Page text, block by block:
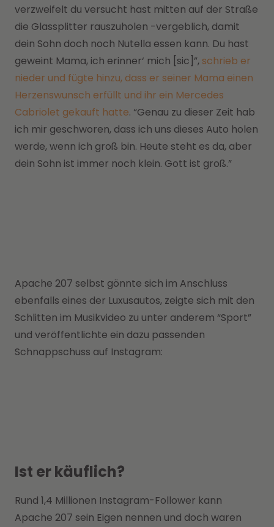
verzweifelt du versucht hast mitten auf der Straße
die Glassplitter rauszuholen -vergeblich, damit
dein Sohn doch noch Nutella essen kann. Du hast
geweint Mama, ich erinner‘ mich [sic]”, schrieb er
nieder und fügte hinzu, dass er seiner Mama einen
Herzenswunsch erfüllt und ihr ein Mercedes
Cabriolet gekauft hatte. “Genau zu dieser Zeit hab
ich mir geschworen, dass ich uns dieses Auto holen
werde, wenn ich groß bin. Heute steht es da, aber
dein Sohn ist immer noch klein. Gott ist groß.”
Apache 207 selbst gönnte sich im Anschluss
ebenfalls eines der Luxusautos, zeigte sich mit den
Schlitten im Musikvideo zu unter anderem “Sport”
und veröffentlichte ein dazu passenden
Schnappschuss auf Instagram:
Ist er käuflich?
Rund 1,4 Millionen Instagram-Follower kann
Apache 207 sein Eigen nennen und doch waren